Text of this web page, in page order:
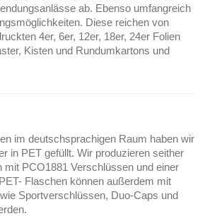
ab. Ebenso umfangreich
Diese reichen von
4er, 6er, 12er, 18er, 24er Folien
Kisten und Rundumkartons und
im deutschsprachigen Raum haben wir
in PET gefüllt. Wir produzieren seither
mit PCO1881 Verschlüssen und einer
Flaschen können außerdem mit
Sportverschlüssen, Duo-Caps und